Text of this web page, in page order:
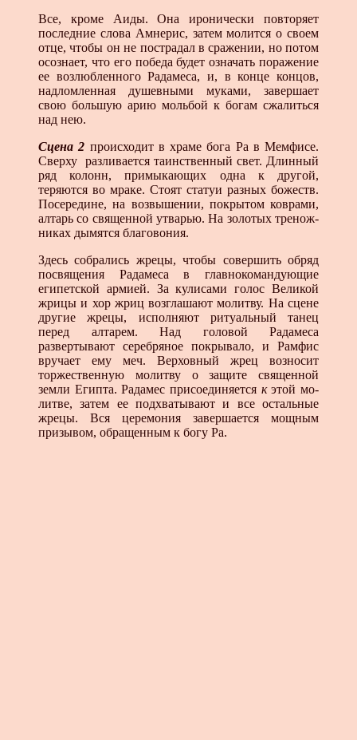
Все, кроме Аиды. Она иронически повторяет
последние слова Амнерис, затем молится о своем
отце, чтобы он не пострадал в сражении, но потом
осознает, что его победа будет означать поражение
ее возлюбленного Радамеса, и, в конце концов,
надломленная душевными муками, завершает
свою большую арию мольбой к богам сжалиться
над нею.
Сцена 2 происходит в храме бога Ра в Мемфисе.
Сверху разливается таинственный свет. Длинный
ряд колонн, при­мыкающих одна к другой,
теряются во мраке. Стоят статуи разных божеств.
Посередине, на возвышении, покрытом коврами,
алтарь со священной утварью. На золотых тренож­
никах дымятся благовония.
Здесь собрались жрецы, чтобы совершить обряд
посвящения Радамеса в главнокомандующие
египетской армией. За кулисами голос Великой
жрицы и хор жриц возглашают молитву. На сцене
другие жрецы, исполняют ритуальный танец
перед алтарем. Над головой Радамеса
развертывают серебряное покрывало, и Рамфис
вручает ему меч. Верхов­ный жрец возносит
торжественную молитву о защите свя­щенной
земли Египта. Радамес присоединяется кэтой мо­
литве, затем ее подхватывают и все остальные
жрецы. Вся церемония завершается мощным
призывом, обращенным к богу Ра.